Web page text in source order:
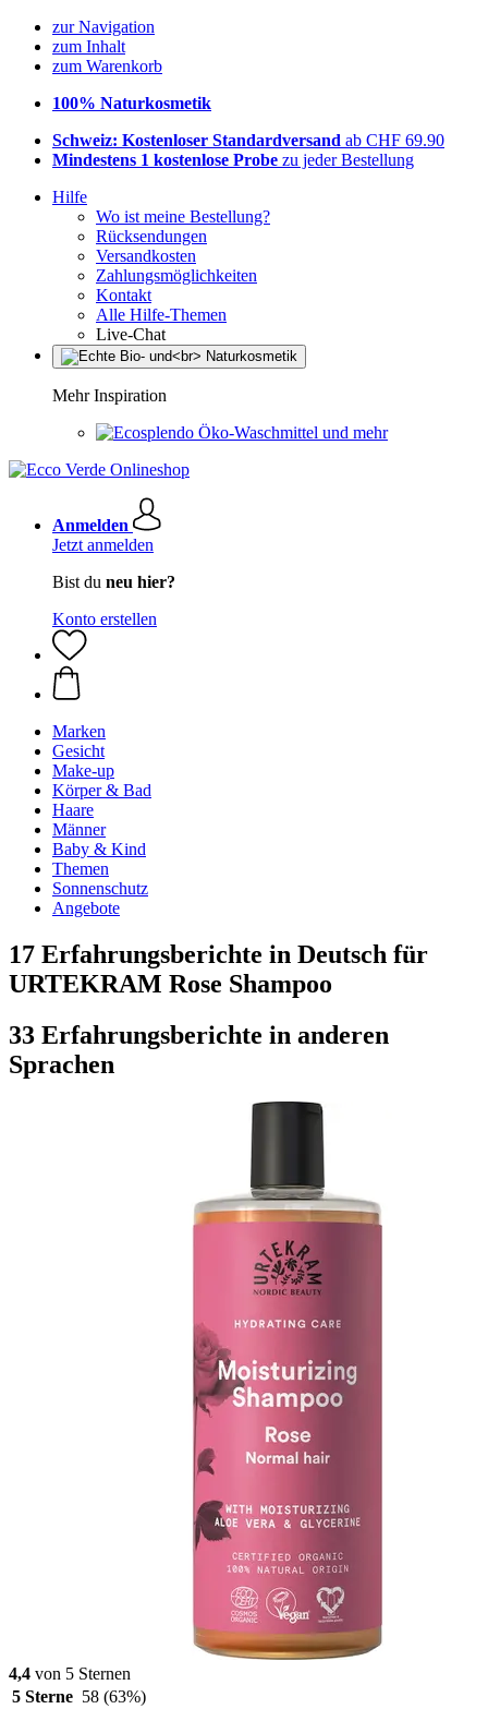
zur Navigation
zum Inhalt
zum Warenkorb
100% Naturkosmetik
Schweiz: Kostenloser Standardversand ab CHF 69.90
Mindestens 1 kostenlose Probe zu jeder Bestellung
Hilfe
Wo ist meine Bestellung?
Rücksendungen
Versandkosten
Zahlungsmöglichkeiten
Kontakt
Alle Hilfe-Themen
Live-Chat
Mehr Inspiration
Öko-Waschmittel und mehr
Anmelden
Jetzt anmelden
Bist du neu hier?
Konto erstellen
Marken
Gesicht
Make-up
Körper & Bad
Haare
Männer
Baby & Kind
Themen
Sonnenschutz
Angebote
17 Erfahrungsberichte in Deutsch für
URTEKRAM Rose Shampoo
33 Erfahrungsberichte in anderen
Sprachen
4,4 von 5 Sternen
5 Sterne 58 (63%)